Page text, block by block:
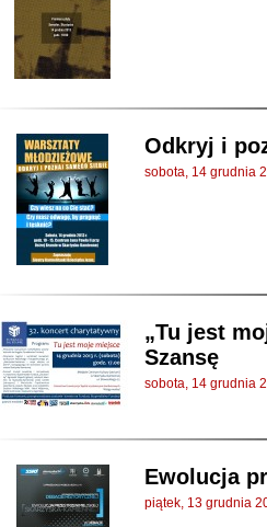
Odkryj i
sobota, 14 grudnia
„Tu jest
Szansę
sobota, 14 grudnia
Ewolucja
piątek, 13 grudnia